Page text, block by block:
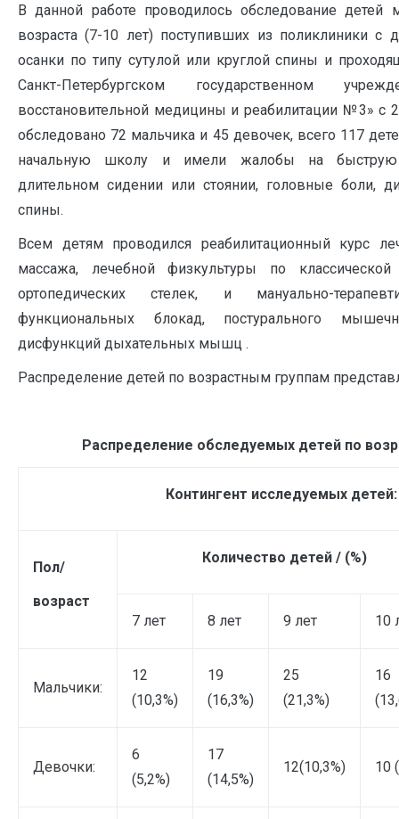
В данной работе проводилось обследование детей
возраста (7-10 лет) поступивших из поликлиники с
осанки по типу сутулой или круглой спины и
Санкт-Петербургском государственном
восстановительной медицины и реабилитации №3» с
обследовано 72 мальчика и 45 девочек, всего 117
начальную школу и имели жалобы на быструю
длительном сидении или стоянии, головные боли,
спины.
Всем детям проводился реабилитационный курс
массажа, лечебной физкультуры по
ортопедических стелек, и мануально-
функциональных блокад, постурального
дисфункций дыхательных мышц .
Распределение детей по возрастным группам
Распределение обследуемых детей по
Контингент исследуемых детей:
Пол/
возраст
Количество детей / (%)
7 лет 8 лет 9 лет 10
Мальчики:
12
(10,3%)
19
(16,3%)
25
(21,3%)
16
Девочки:
6
(5,2%)
17
(14,5%)
12(10,3%) 10